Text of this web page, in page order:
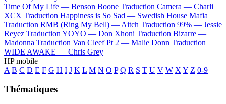
Time Of My Life — Benson Boone Traduction Camera — Charli
XCX Traduction Happiness is So Sad — Swedish House Mafia
Traduction RMB (Ring My Bell) — Aitch Traduction 99% — Jessie
Reyez Traduction YOYO — Don Xhoni Traduction Bizarre —
Madonna Traduction Van Cleef Pt 2 — Malie Donn Traduction
WIDE AWAKE — Chris Grey
HP mobile
A B C D E F G H I J K L M N O P Q R S T U V W X Y Z 0-9
Thématiques